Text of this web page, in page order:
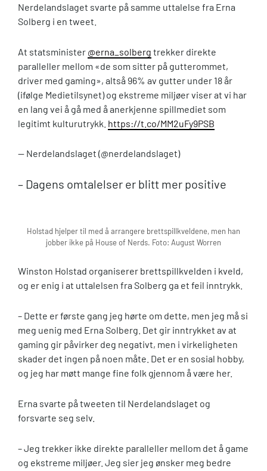
Nerdelandslaget svarte på samme uttalelse fra Erna
Solberg i en tweet.
At statsminister @erna_solberg trekker direkte
paralleller mellom «de som sitter på gutterommet,
driver med gaming», altså 96% av gutter under 18 år
(ifølge Medietilsynet) og ekstreme miljøer viser at vi har
en lang vei å gå med å anerkjenne spillmediet som
legitimt kulturutrykk. https://t.co/MM2uFy9PSB
— Nerdelandslaget (@nerdelandslaget)
– Dagens omtalelser er blitt mer positive
Holstad hjelper til med å arrangere brettspillkveldene, men han
jobber ikke på House of Nerds. Foto: August Worren
Winston Holstad organiserer brettspillkvelden i kveld,
og er enig i at uttalelsen fra Solberg ga et feil inntrykk.
– Dette er første gang jeg hørte om dette, men jeg må si
meg uenig med Erna Solberg. Det gir inntrykket av at
gaming gir påvirker deg negativt, men i virkeligheten
skader det ingen på noen måte. Det er en sosial hobby,
og jeg har møtt mange fine folk gjennom å være her.
Erna svarte på tweeten til Nerdelandslaget og
forsvarte seg selv.
– Jeg trekker ikke direkte paralleller mellom det å game
og ekstreme miljøer. Jeg sier jeg ønsker meg bedre